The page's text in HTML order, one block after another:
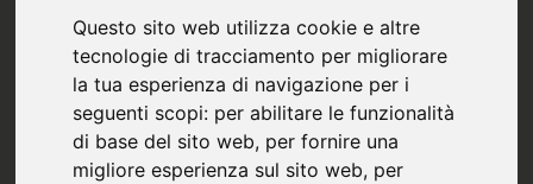
Questo sito web utilizza cookie e altre
tecnologie di tracciamento per migliorare
la tua esperienza di navigazione per i
seguenti scopi: per abilitare le funzionalità
di base del sito web, per fornire una
migliore esperienza sul sito web, per